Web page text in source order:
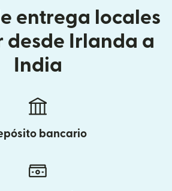
entrega locales
desde Irlanda a
India
bancario